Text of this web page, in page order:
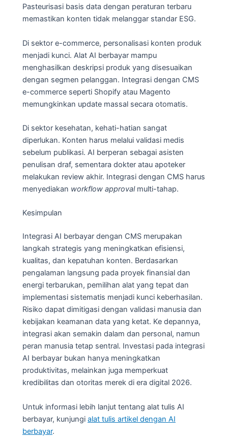
Pasteurisasi basis data dengan peraturan terbaru
memastikan konten tidak melanggar standar ESG.
Di sektor e-commerce, personalisasi konten produk
menjadi kunci. Alat AI berbayar mampu
menghasilkan deskripsi produk yang disesuaikan
dengan segmen pelanggan. Integrasi dengan CMS
e-commerce seperti Shopify atau Magento
memungkinkan update massal secara otomatis.
Di sektor kesehatan, kehati-hatian sangat
diperlukan. Konten harus melalui validasi medis
sebelum publikasi. AI berperan sebagai asisten
penulisan draf, sementara dokter atau apoteker
melakukan review akhir. Integrasi dengan CMS harus
menyediakan workflow approvalmulti-tahap.
Kesimpulan
Integrasi AI berbayar dengan CMS merupakan
langkah strategis yang meningkatkan efisiensi,
kualitas, dan kepatuhan konten. Berdasarkan
pengalaman langsung pada proyek finansial dan
energi terbarukan, pemilihan alat yang tepat dan
implementasi sistematis menjadi kunci keberhasilan.
Risiko dapat dimitigasi dengan validasi manusia dan
kebijakan keamanan data yang ketat. Ke depannya,
integrasi akan semakin dalam dan personal, namun
peran manusia tetap sentral. Investasi pada integrasi
AI berbayar bukan hanya meningkatkan
produktivitas, melainkan juga memperkuat
kredibilitas dan otoritas merek di era digital 2026.
Untuk informasi lebih lanjut tentang alat tulis AI
berbayar, kunjungi alat tulis artikel dengan AI
berbayar.